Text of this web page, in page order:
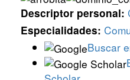
Descriptor personal:
Especialidades:
Buscar